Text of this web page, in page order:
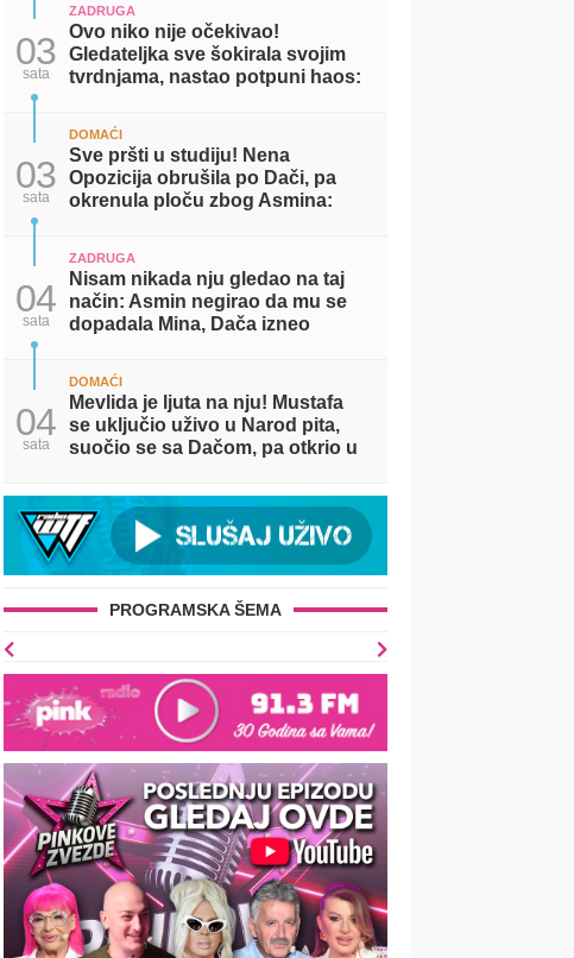
03
sata
ZADRUGA
Ovo niko nije očekivao!
Gledateljka sve šokirala svojim
tvrdnjama, nastao potpuni haos:
03
sata
DOMAĆI
Sve pršti u studiju! Nena
Opozicija obrušila po Dači, pa
okrenula ploču zbog Asmina:
04
sata
ZADRUGA
Nisam nikada nju gledao na taj
način: Asmin negirao da mu se
dopadala Mina, Dača izneo
04
sata
DOMAĆI
Mevlida je ljuta na nju! Mustafa
se uključio uživo u Narod pita,
suočio se sa Dačom, pa otkrio u
(VIDEO)
PROGRAMSKA ŠEMA